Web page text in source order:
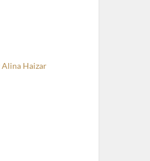
Alina Haizar